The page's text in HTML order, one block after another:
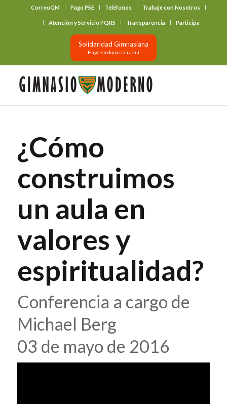
CorreoGM Pago PSE Teléfonos Trabaje con Nosotros
Atención y Servicio PQRS Transparencia Participa
Solidaridad Gimnasiana
Haga su donación aquí
¿Cómo
construimos
un aula en
valores y
espiritualidad?
Conferencia a cargo de
Michael Berg
03 de mayo de 2016